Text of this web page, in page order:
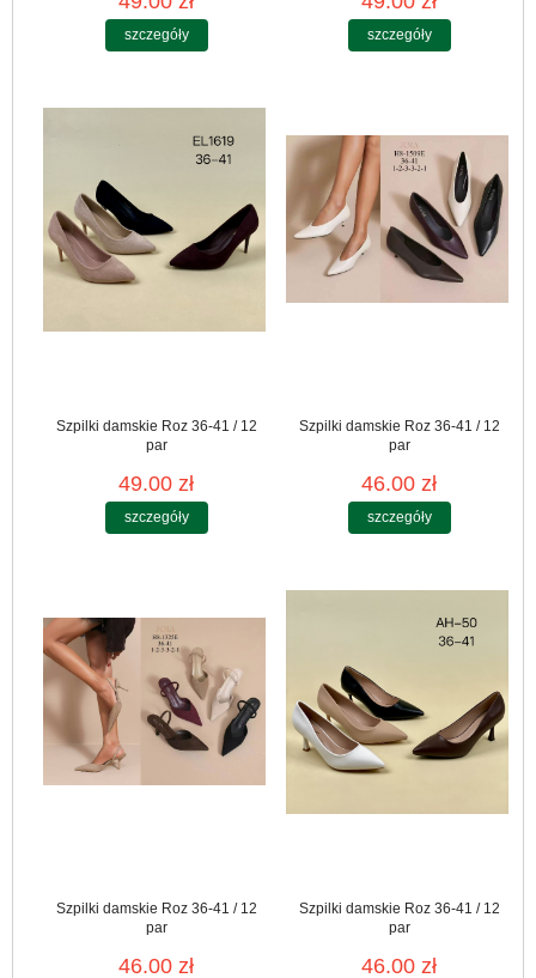
szczegóły szczegóły
Szpilki damskie Roz 36-41 / 12
par
49.00 zł
szczegóły
Szpilki damskie Roz 36-41 / 12
par
46.00 zł
szczegóły
Szpilki damskie Roz 36-41 / 12
par
46.00 zł
Szpilki damskie Roz 36-41 / 12
par
46.00 zł